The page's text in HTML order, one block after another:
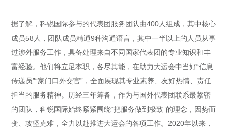
据了解，科锐国际参与的代表团服务团队由400人组成，其中核心
成员58人，团队成员精通9种沟通语言，其中一半以上的人员从事
过涉外服务工作，具备处理来自不同国家代表团的专业知识和丰
富经验。他们将立足本职，各尽其能，在助力大运会中当好“信息
传递员”“家门口外交官”，全面展现其专业素养、友好热情、责任
担当的服务精神。历经三年筹备，作为与国外代表团联系最紧密
的团队，科锐国际始终紧紧围绕“把服务做到极致”的理念，因势而
变、攻坚克难，全力以赴推进大运会的各项工作。2020年以来，